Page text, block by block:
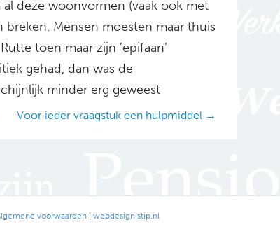
deze woonvormen (vaak ook met
Mensen moesten maar thuis
toen maar zijn ’epifaan’
gehad, dan was de
minder erg geweest
Voor ieder vraagstuk een hulpmiddel →
voorwaarden | webdesign stip.nl